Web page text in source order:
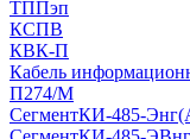
ТППэп
КСПВ
КВК-П
Кабель
П274/М
СегментКИ-485-